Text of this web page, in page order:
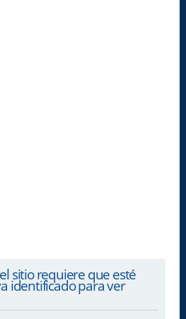
sitio requiere que esté
identificado para ver